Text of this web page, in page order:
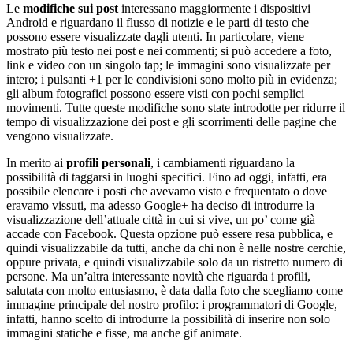
Le modifiche sui post interessano maggiormente i dispositivi
Android e riguardano il flusso di notizie e le parti di testo che
possono essere visualizzate dagli utenti. In particolare, viene
mostrato più testo nei post e nei commenti; si può accedere a foto,
link e video con un singolo tap; le immagini sono visualizzate per
intero; i pulsanti +1 per le condivisioni sono molto più in evidenza;
gli album fotografici possono essere visti con pochi semplici
movimenti. Tutte queste modifiche sono state introdotte per ridurre il
tempo di visualizzazione dei post e gli scorrimenti delle pagine che
vengono visualizzate.
In merito ai profili personali, i cambiamenti riguardano la
possibilità di taggarsi in luoghi specifici. Fino ad oggi, infatti, era
possibile elencare i posti che avevamo visto e frequentato o dove
eravamo vissuti, ma adesso Google+ ha deciso di introdurre la
visualizzazione dell’attuale città in cui si vive, un po’ come già
accade con Facebook. Questa opzione può essere resa pubblica, e
quindi visualizzabile da tutti, anche da chi non è nelle nostre cerchie,
oppure privata, e quindi visualizzabile solo da un ristretto numero di
persone. Ma un’altra interessante novità che riguarda i profili,
salutata con molto entusiasmo, è data dalla foto che scegliamo come
immagine principale del nostro profilo: i programmatori di Google,
infatti, hanno scelto di introdurre la possibilità di inserire non solo
immagini statiche e fisse, ma anche gif animate.